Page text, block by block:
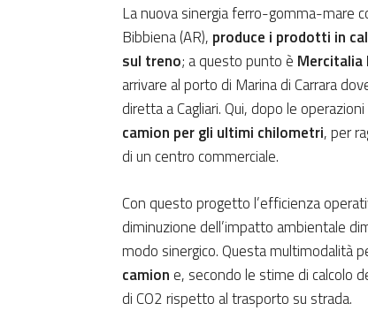
La nuova sinergia ferro-gomma-mare
Bibbiena (AR), produce i prodotti in
sul treno; a questo punto è Mercitalia
arrivare al porto di Marina di Carrara
diretta a Cagliari. Qui, dopo le
camion per gli ultimi chilometri, per
di un centro commerciale.
Con questo progetto l’efficienza
diminuzione dell’impatto ambientale
modo sinergico. Questa multimodalità
camion e, secondo le stime di calcolo
di CO2 rispetto al trasporto su strada.